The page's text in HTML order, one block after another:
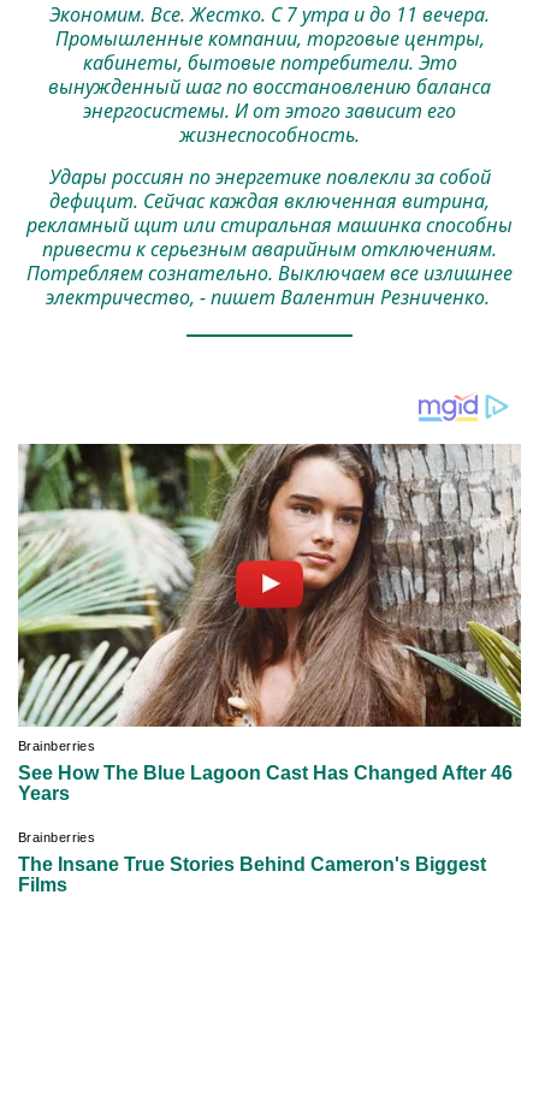
Экономим. Все. Жестко. С 7 утра и до 11 вечера.
Промышленные компании, торговые центры,
кабинеты, бытовые потребители. Это
вынужденный шаг по восстановлению баланса
энергосистемы. И от этого зависит его
жизнеспособность.
Удары россиян по энергетике повлекли за собой
дефицит. Сейчас каждая включенная витрина,
рекламный щит или стиральная машинка способны
привести к серьезным аварийным отключениям.
Потребляем сознательно. Выключаем все излишнее
электричество, - пишет Валентин Резниченко.